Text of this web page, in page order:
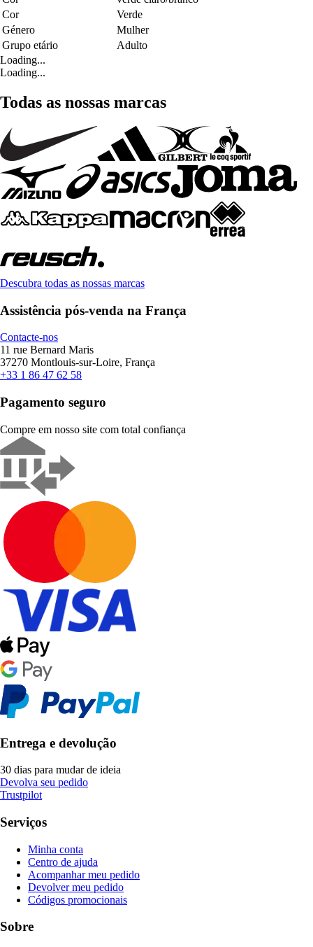
Cor
Verde
Género
Mulher
Grupo etário
Adulto
Loading...
Loading...
Todas as nossas marcas
Descubra todas as nossas marcas
Assistência pós-venda na França
Contacte-nos
11 rue Bernard Maris
37270 Montlouis-sur-Loire, França
+33 1 86 47 62 58
Pagamento seguro
Compre em nosso site com total confiança
Entrega e devolução
30 dias para mudar de ideia
Devolva seu pedido
Trustpilot
Serviços
Minha conta
Centro de ajuda
Acompanhar meu pedido
Devolver meu pedido
Códigos promocionais
Sobre